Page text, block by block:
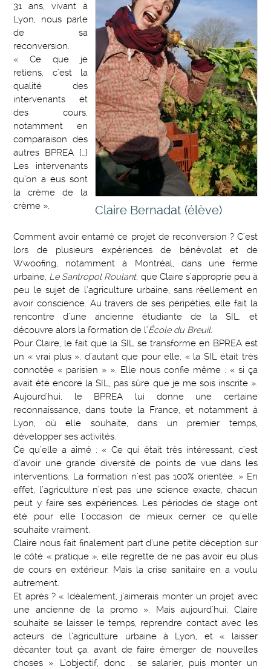
Claire Bernadat (élève)
31 ans, vivant à
Lyon, nous parle
de sa
reconversion.
« Ce que je
retiens, c’est la
qualité des
intervenants et
des cours,
notamment en
comparaison des
autres BPREA {…}
Les intervenants
qu’on a eus sont
la crème de la
crème ».
Comment avoir entamé ce projet de reconversion ? C’est
lors de plusieurs expériences de bénévolat et de
Wwoofing, notamment à Montréal, dans une ferme
urbaine, Le Santropol Roulant, que Claire s’approprie peu à
peu le sujet de l’agriculture urbaine, sans réellement en
avoir conscience. Au travers de ses péripéties, elle fait la
rencontre d’une ancienne étudiante de la SIL, et
découvre alors la formation de l’École du Breuil.
Pour Claire, le fait que la SIL se transforme en BPREA est
un « vrai plus », d’autant que pour elle, « la SIL était très
connotée « parisien » ». Elle nous confie même : « si ça
avait été encore la SIL, pas sûre que je me sois inscrite ».
Aujourd’hui, le BPREA lui donne une certaine
reconnaissance, dans toute la France, et notamment à
Lyon, où elle souhaite, dans un premier temps,
développer ses activités.
Ce qu’elle a aimé : « Ce qui était très intéressant, c’est
d’avoir une grande diversité de points de vue dans les
interventions. La formation n’est pas 100% orientée. » En
effet, l’agriculture n’est pas une science exacte, chacun
peut y faire ses expériences. Les périodes de stage ont
été pour elle l’occasion de mieux cerner ce qu’elle
souhaite vraiment.
Claire nous fait finalement part d’une petite déception sur
le côté « pratique », elle regrette de ne pas avoir eu plus
de cours en extérieur. Mais la crise sanitaire en a voulu
autrement.
Et après ? « Idéalement, j’aimerais monter un projet avec
une ancienne de la promo ». Mais aujourd’hui, Claire
souhaite se laisser le temps, reprendre contact avec les
acteurs de l’agriculture urbaine à Lyon, et « laisser
décanter tout ça, avant de faire émerger de nouvelles
choses ». L’objectif, donc : se salarier, puis monter un